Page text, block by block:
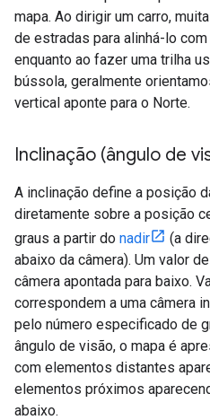
mapa. Ao dirigir um carro,
de estradas para alinhá-lo
enquanto ao fazer uma trilha
bússola, geralmente
vertical aponte para o Norte.
Inclinação (ângulo de
A inclinação define a posição
diretamente sobre a posição
graus a partir do nadir
(a
abaixo da câmera). Um valor
câmera apontada para baixo.
correspondem a uma câmera
pelo número especificado de
ângulo de visão, o mapa é
com elementos distantes
elementos próximos
abaixo.